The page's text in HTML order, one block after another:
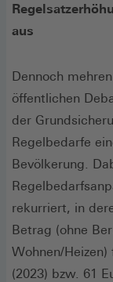
aus
Dennoch
öffentlichen
der
Regelbedarfe
Bevölkerung.
rekurriert, in
Betrag (ohne
Wohnen/Heizen)
(2023) bzw. 61